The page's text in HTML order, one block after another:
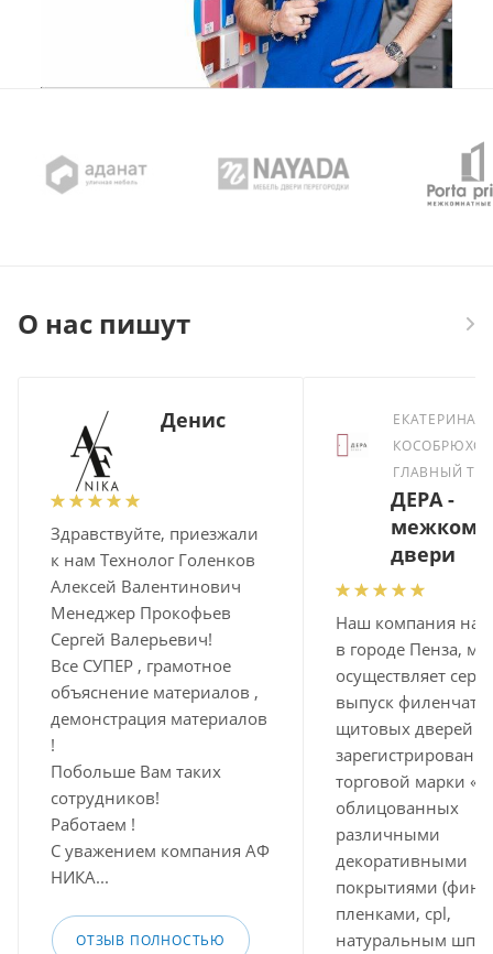
О нас пишут
Денис
Здравствуйте, приезжали
к нам Технолог Голенков
Алексей Валентинович
Менеджер Прокофьев
Сергей Валерьевич!
Все СУПЕР , грамотное
объяснение материалов ,
демонстрация материалов
!
Побольше Вам таких
сотрудников!
Работаем !
С уважением компания АФ
НИКА...
ОТЗЫВ ПОЛНОСТЬЮ
ЕКАТЕРИНА
ГЛАВНЫЙ
ДЕРА -
двери
Наш компания
в городе Пенза, мы
осуществляет
выпуск
щитовых дверей
торговой марки
облицованных
различными
декоративными
покрытиями
пленками, cpl,
натуральным